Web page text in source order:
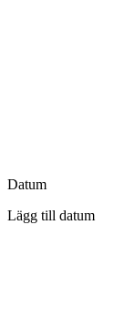
Datum
Lägg till datum